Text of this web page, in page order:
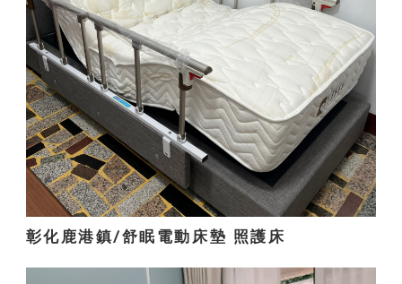
彰化鹿港鎮/舒眠電動床墊 照護床